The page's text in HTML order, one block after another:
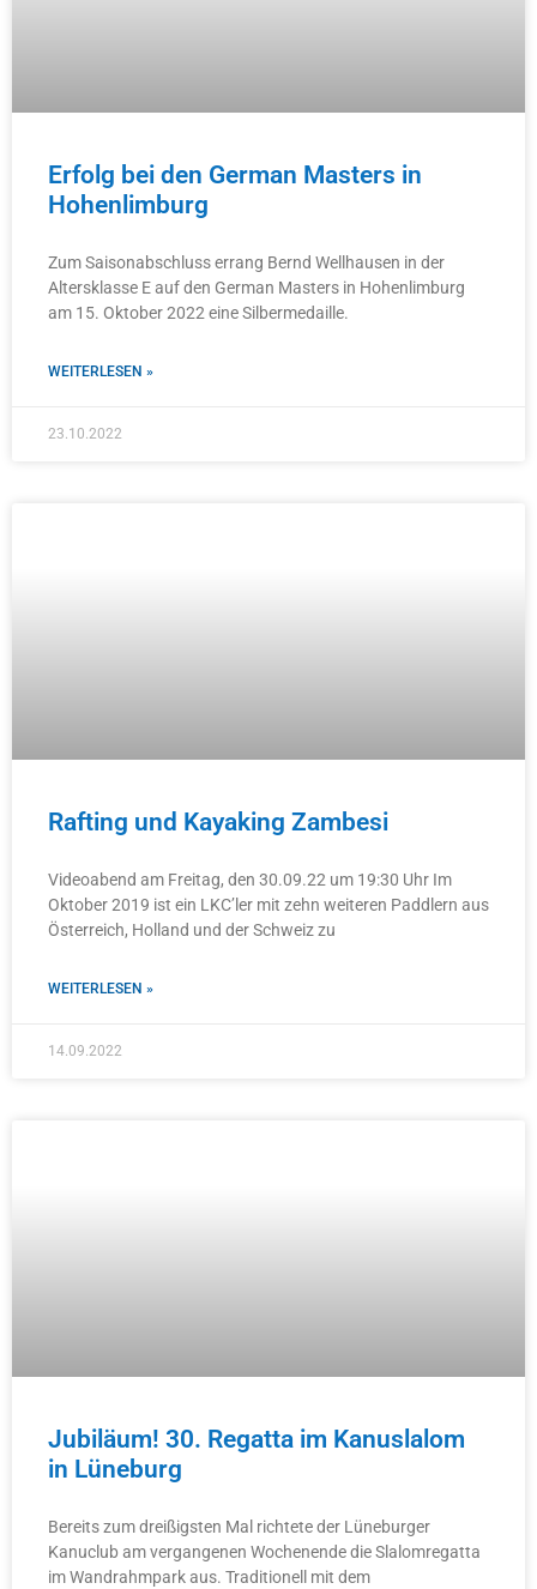
Erfolg bei den German Masters in
Hohenlimburg
Zum Saisonabschluss errang Bernd Wellhausen in der
Altersklasse E auf den German Masters in Hohenlimburg
am 15. Oktober 2022 eine Silbermedaille.
WEITERLESEN »
23.10.2022
Rafting und Kayaking Zambesi
Videoabend am Freitag, den 30.09.22 um 19:30 Uhr Im
Oktober 2019 ist ein LKC’ler mit zehn weiteren Paddlern aus
Österreich, Holland und der Schweiz zu
WEITERLESEN »
14.09.2022
Jubiläum! 30. Regatta im Kanuslalom
in Lüneburg
Bereits zum dreißigsten Mal richtete der Lüneburger
Kanuclub am vergangenen Wochenende die Slalomregatta
im Wandrahmpark aus. Traditionell mit dem